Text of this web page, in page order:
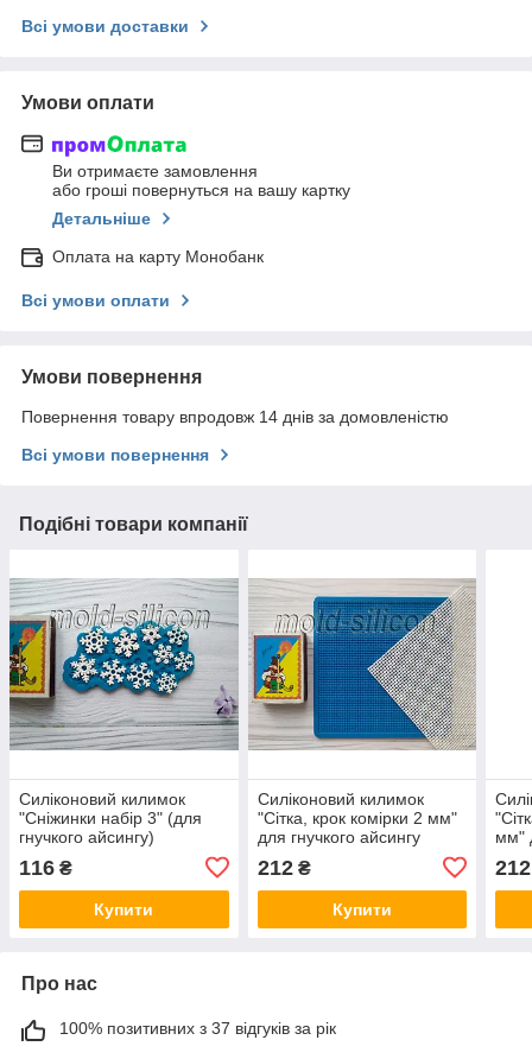
Всі умови доставки
Умови оплати
Ви отримаєте замовлення
або гроші повернуться на вашу картку
Детальніше
Оплата на карту Монобанк
Всі умови оплати
Умови повернення
Повернення товару впродовж 14 днів за домовленістю
Всі умови повернення
Подібні товари компанії
Силіконовий килимок
"Сніжинки набір 3" (для
гнучкого айсингу)
116 ₴
Купити
Силіконовий килимок
"Сітка, крок комірки 2 мм"
для гнучкого айсингу
212₴
Купити
мм"
212
Про нас
100% позитивних з 37 відгуків за рік